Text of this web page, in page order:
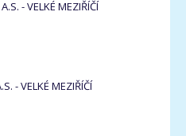
- VELKÉ MEZIŘÍČÍ